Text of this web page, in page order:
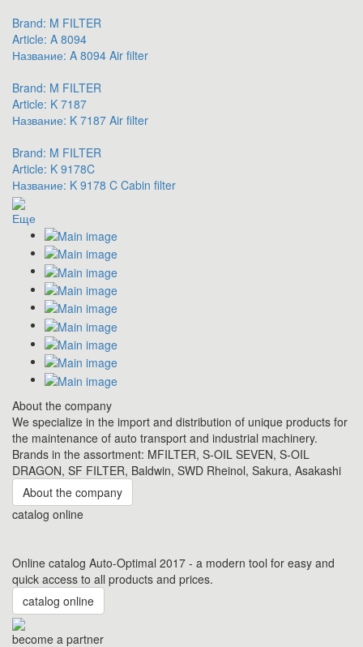
Brand: M FILTER
Article: A 8094
Название: A 8094 Air filter
Brand: M FILTER
Article: K 7187
Название: K 7187 Air filter
Brand: M FILTER
Article: K 9178C
Название: K 9178 C Cabin filter
Еще
About the company
We specialize in the import and distribution of unique products for
the maintenance of auto transport and industrial machinery.
Brands in the assortment: MFILTER, S-OIL SEVEN, S-OIL
DRAGON, SF FILTER, Baldwin, SWD Rheinol, Sakura, Asakashi
About the company
catalog online
Online catalog Auto-Optimal 2017 - a modern tool for easy and
quick access to all products and prices.
catalog online
become a partner